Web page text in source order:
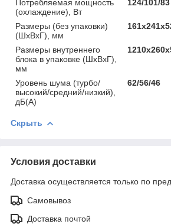
Потребляемая мощность
(охлаждение), Вт
124/101/83
Размеры (без упаковки)
(ШхВхГ), мм
Размеры внутреннего
блока в упаковке (ШхВхГ),
мм
Уровень шума (турбо/
высокий/средний/низкий),
дБ(А)
62/56/46
Скрыть
Условия доставки
Доставка осуществляется только по
Самовывоз
Доставка почтой